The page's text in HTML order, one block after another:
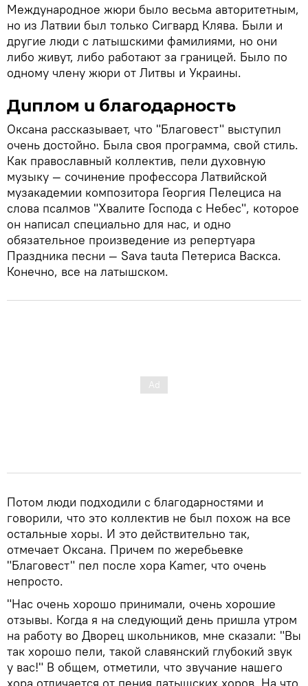
Международное жюри было весьма авторитетным,
но из Латвии был только Сигвард Клява. Были и
другие люди с латышскими фамилиями, но они
либо живут, либо работают за границей. Было по
одному члену жюри от Литвы и Украины.
Диплом и благодарность
Оксана рассказывает, что "Благовест" выступил
очень достойно. Была своя программа, свой стиль.
Как православный коллектив, пели духовную
музыку — сочинение профессора Латвийской
музакадемии композитора Георгия Пелециса на
слова псалмов "Хвалите Господа с Небес", которое
он написал специально для нас, и одно
обязательное произведение из репертуара
Праздника песни — Sava tauta Петериса Васкса.
Конечно, все на латышском.
Потом люди подходили с благодарностями и
говорили, что это коллектив не был похож на все
остальные хоры. И это действительно так,
отмечает Оксана. Причем по жеребьевке
"Благовест" пел после хора Kamer, что очень
непросто.
"Нас очень хорошо принимали, очень хорошие
отзывы. Когда я на следующий день пришла утром
на работу во Дворец школьников, мне сказали: "Вы
так хорошо пели, такой славянский глубокий звук
у вас!" В общем, отметили, что звучание нашего
хора отличается от пения латышских хоров. На что